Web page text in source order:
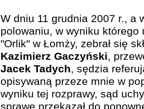
W dniu 11 grudnia 2007 r., a
polowaniu, w wyniku
"Orlik" w Łomży, zebrał się
Kazimierz Gaczyński,
Jacek Tadych, sędzia
opisywaną przeze mnie w
wyniku tej rozprawy, sąd
sprawę przekazał do